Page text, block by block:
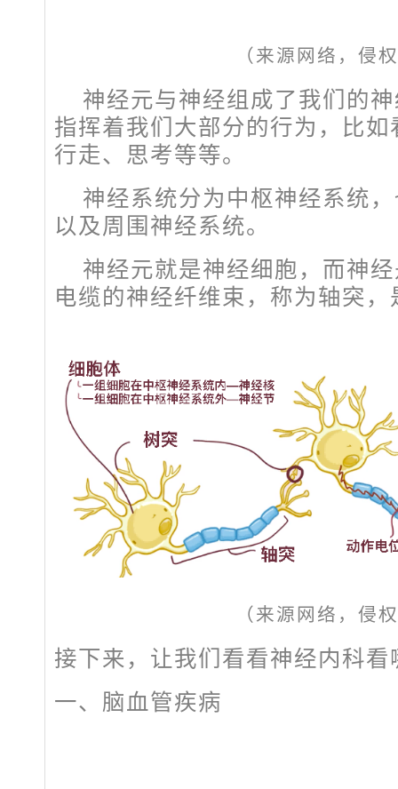
（来源网络，侵
神经元与神经组成了我们的
指挥着我们大部分的行为，比
行走、思考等等。
神经系统分为中枢神经系统
以及周围神经系统。
神经元就是神经细胞，而神
电缆的神经纤维束，称为轴突
（来源网络，侵
接下来，让我们看看神经内科看
一、脑血管疾病